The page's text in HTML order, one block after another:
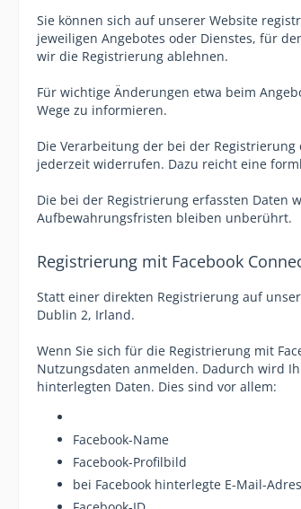
Sie können sich auf unserer Website
jeweiligen Angebotes oder Dienstes, für
wir die Registrierung ablehnen.
Für wichtige Änderungen etwa beim
Wege zu informieren.
Die Verarbeitung der bei der
jederzeit widerrufen. Dazu reicht eine
Die bei der Registrierung erfassten Daten
Aufbewahrungsfristen bleiben unberührt.
Registrierung mit Facebook
Statt einer direkten Registrierung auf
Dublin 2, Irland.
Wenn Sie sich für die Registrierung mit
Nutzungsdaten anmelden. Dadurch wird
hinterlegten Daten. Dies sind vor allem:
Facebook-Name
Facebook-Profilbild
bei Facebook hinterlegte E-Mail-